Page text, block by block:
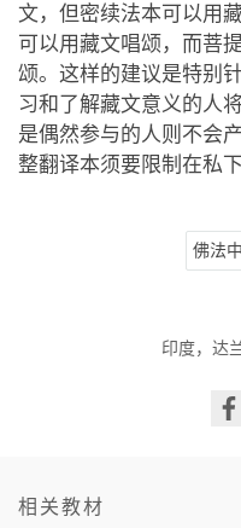
文，但密续法本可以用
可以用藏文唱颂，而菩
颂。这样的建议是特别
习和了解藏文意义的人
是偶然参与的人则不会
整翻译本须要限制在私下
佛法
印度，达
相关教材